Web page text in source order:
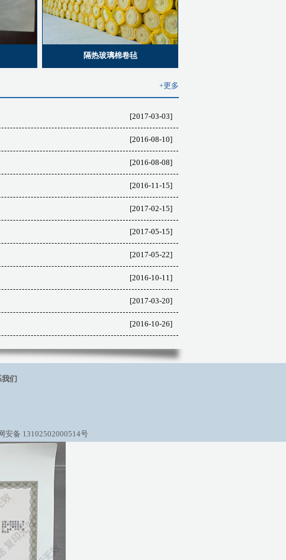
隔热玻璃棉卷毡
+更多
[2017-03-03]
[2016-08-10]
[2016-08-08]
[2016-11-15]
[2017-02-15]
[2017-05-15]
[2017-05-22]
[2016-10-11]
[2017-03-20]
[2016-10-26]
们
安备 13102502000514号